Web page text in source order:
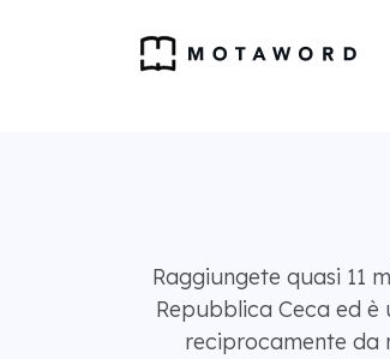
Raggiungete quasi 11
Repubblica Ceca ed
reciprocamente da